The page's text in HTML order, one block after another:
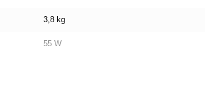
3,8 kg
55 W